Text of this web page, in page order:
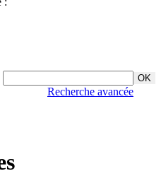
Recherche avancée